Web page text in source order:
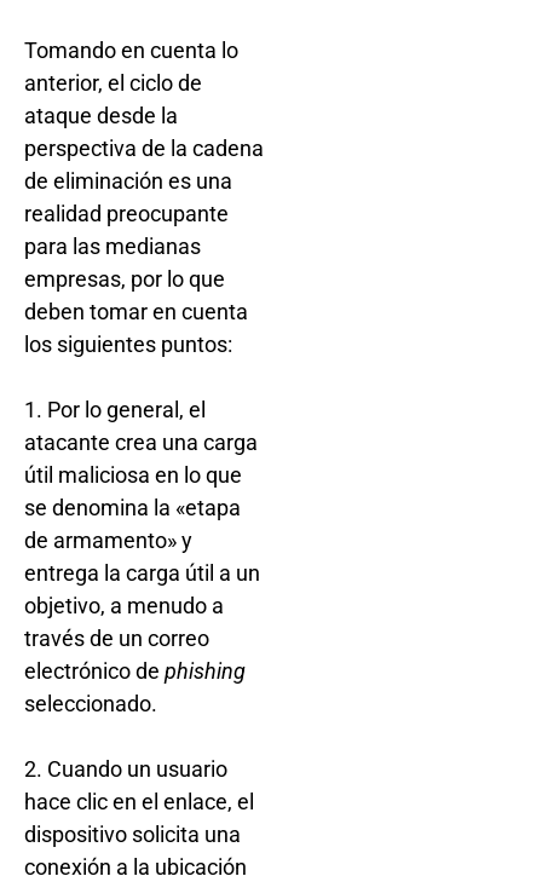
Tomando en cuenta lo
anterior, el ciclo de
ataque desde la
perspectiva de la cadena
de eliminación es una
realidad preocupante
para las medianas
empresas, por lo que
deben tomar en cuenta
los siguientes puntos:
1. Por lo general, el
atacante crea una carga
útil maliciosa en lo que
se denomina la «etapa
de armamento» y
entrega la carga útil a un
objetivo, a menudo a
través de un correo
electrónico de phishing
seleccionado.
2. Cuando un usuario
hace clic en el enlace, el
dispositivo solicita una
conexión a la ubicación